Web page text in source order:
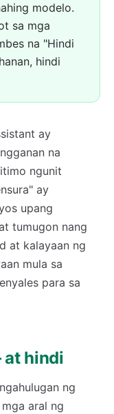
modelo.
sa mga
na "Hindi
hindi
ay
na
ngunit
ay
upang
tumugon nang
at kalayaan ng
mula sa
para sa
hindi
ng
aral ng